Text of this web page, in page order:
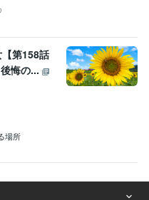
第158話
悔の...
場所